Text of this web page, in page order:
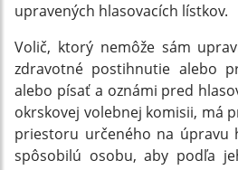
upravených hlasovacích lístkov.
Volič, ktorý nemôže sám
zdravotné postihnutie alebo
alebo písať a oznámi pred
okrskovej volebnej komisii, má
priestoru určeného na úpravu
spôsobilú osobu, aby podľa